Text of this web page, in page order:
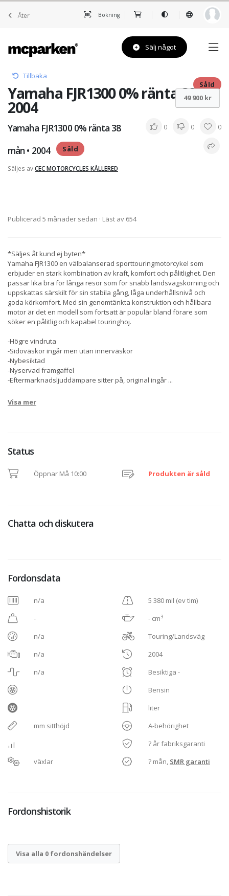
Åter Bokning
Sälj något
Tillbaka
Yamaha FJR1300 0% ränta 38 •
2004
Såld
Yamaha FJR1300 0% ränta 38
mån • 2004
Såld
0 0 0
Säljes avCEC MOTORCYCLES KÅLLERED
49 900 kr
Publicerad 5 månader sedan · Läst av 654
*Säljes åt kund ej byten*
Yamaha FJR1300 en välbalanserad sporttouringmotorcykel som
erbjuder en stark kombination av kraft, komfort och pålitlighet. Den
passar lika bra för långa resor som för snabb landsvägskörning och
uppskattas särskilt för sin stabila gång, låga underhållsnivå och
goda körkomfort. Med sin genomtänkta konstruktion och hållbara
motor är det en modell som fortsatt är populär bland förare som
söker en pålitlig och kapabel touringhoj.
-Högre vindruta
-Sidoväskor ingår men utan innerväskor
-Nybesiktad
-Nyservad framgaffel
-Eftermarknadsljuddämpare sitter på, original ingår ...
Visa mer
Status
Öppnar Må 10:00 Produkten är såld
Chatta och diskutera
Fordonsdata
n/a
-
n/a
n/a
n/a
mm sitthöjd
växlar
5 380 mil (ev tim)
- cm3
Touring/Landsväg
2004
Besiktiga -
Bensin
liter
A-behörighet
? år fabriksgaranti
? mån, SMR garanti
Fordonshistorik
Visa alla 0 fordonshändelser